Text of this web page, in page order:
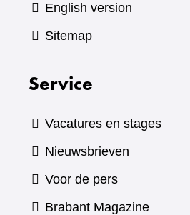
English version
Sitemap
Service
Vacatures en stages
Nieuwsbrieven
Voor de pers
Brabant Magazine(verwijst